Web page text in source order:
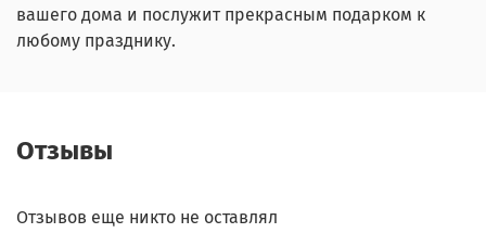
вашего дома и послужит прекрасным подарком к
любому празднику.
Отзывы
Отзывов еще никто не оставлял